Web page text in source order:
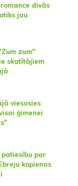
divās
jau
zum"
skatītājiem
viesosies
ģimenei
patiesību par
kopienas